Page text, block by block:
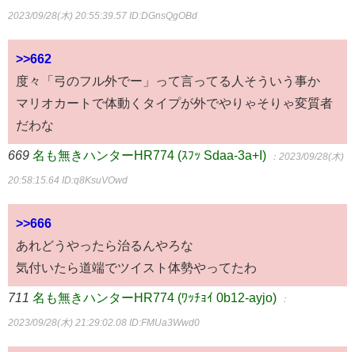
2023/09/28(木) 20:55:39.57 ID:DGnsQgOBd
>>662
度々「弓のフル外でー」って言ってる人そういう事か
マリオカートで体動くタイプが外でやりゃそりゃ変質者
だわな
669 名も無きハンターHR774 (ｽﾌｯ Sdaa-3a+I) ：2023/09/28(木)
20:58:15.64 ID:q8KsuVOwd
>>666
あれどうやったら治るんやろな
気付いたら道端でツイスト体勢やってたわ
711 名も無きハンターHR774 (ﾜｯﾁｮｲ 0b12-ayjo) ：
2023/09/28(木) 21:29:02.08 ID:FMUa3Wwd0